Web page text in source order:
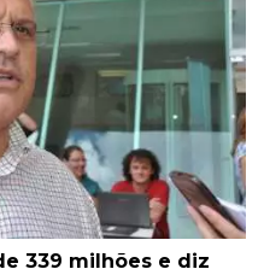
339 milhões e diz